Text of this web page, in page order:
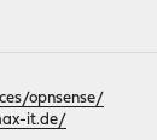
opnsense/
it.de/